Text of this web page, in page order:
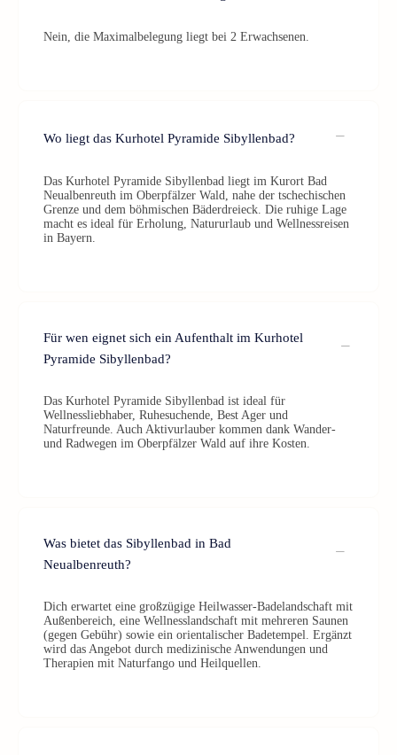
Nein, die Maximalbelegung liegt bei 2 Erwachsenen.
Wo liegt das Kurhotel Pyramide Sibyllenbad?
Das Kurhotel Pyramide Sibyllenbad liegt im Kurort Bad
Neualbenreuth im Oberpfälzer Wald, nahe der tschechischen
Grenze und dem böhmischen Bäderdreieck. Die ruhige Lage
macht es ideal für Erholung, Natururlaub und Wellnessreisen
in Bayern.
Für wen eignet sich ein Aufenthalt im Kurhotel
Pyramide Sibyllenbad?
Das Kurhotel Pyramide Sibyllenbad ist ideal für
Wellnessliebhaber, Ruhesuchende, Best Ager und
Naturfreunde. Auch Aktivurlauber kommen dank Wander-
und Radwegen im Oberpfälzer Wald auf ihre Kosten.
Was bietet das Sibyllenbad in Bad
Neualbenreuth?
Dich erwartet eine großzügige Heilwasser-Badelandschaft mit
Außenbereich, eine Wellnesslandschaft mit mehreren Saunen
(gegen Gebühr) sowie ein orientalischer Badetempel. Ergänzt
wird das Angebot durch medizinische Anwendungen und
Therapien mit Naturfango und Heilquellen.